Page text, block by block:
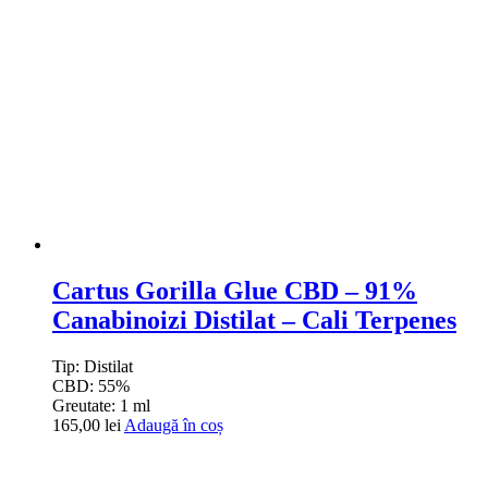
Cartus Gorilla Glue CBD – 91%
Canabinoizi Distilat – Cali Terpenes
Tip: Distilat
CBD: 55%
Greutate: 1 ml
165,00 lei Adaugă în coș